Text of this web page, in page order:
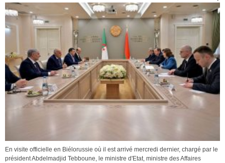
En visite officielle en Biélorussie où il est arrivé mercredi dernier, chargé par le
président Abdelmadjid Tebboune, le ministre d'Etat, ministre des Affaires